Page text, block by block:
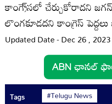
కాంగ్రె్‌సలో చేర్చుకోరాదని
లొంగకూడదని కాంగ్రెస్‌ పెద్దలు
Updated Date - Dec 26 ,
Tags #Telugu News